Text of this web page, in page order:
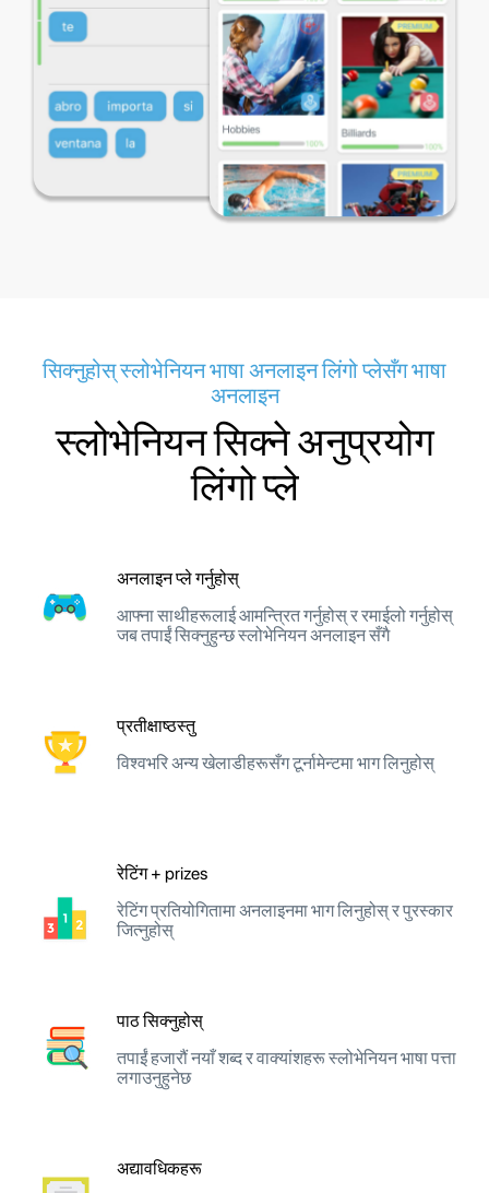
सिक्नुहोस् स्लोभेनियन भाषा अनलाइन लिंगो प्लेसँग भाषा
अनलाइन
स्लोभेनियन सिक्ने अनुप्रयोग
लिंगो प्ले
अनलाइन प्ले गर्नुहोस्
आफ्ना साथीहरूलाई आमन्त्रित गर्नुहोस् र रमाईलो गर्नुहोस्
जब तपाईं सिक्नुहुन्छ स्लोभेनियन अनलाइन सँगै
प्रतीक्षाष्ठस्तु
विश्वभरि अन्य खेलाडीहरूसँग टूर्नामेन्टमा भाग लिनुहोस्
रेटिंग + prizes
रेटिंग प्रतियोगितामा अनलाइनमा भाग लिनुहोस् र पुरस्कार
जित्नुहोस्
पाठ सिक्नुहोस्
तपाईं हजारौं नयाँ शब्द र वाक्यांशहरू स्लोभेनियन भाषा पत्ता
लगाउनुहुनेछ
अद्यावधिकहरू